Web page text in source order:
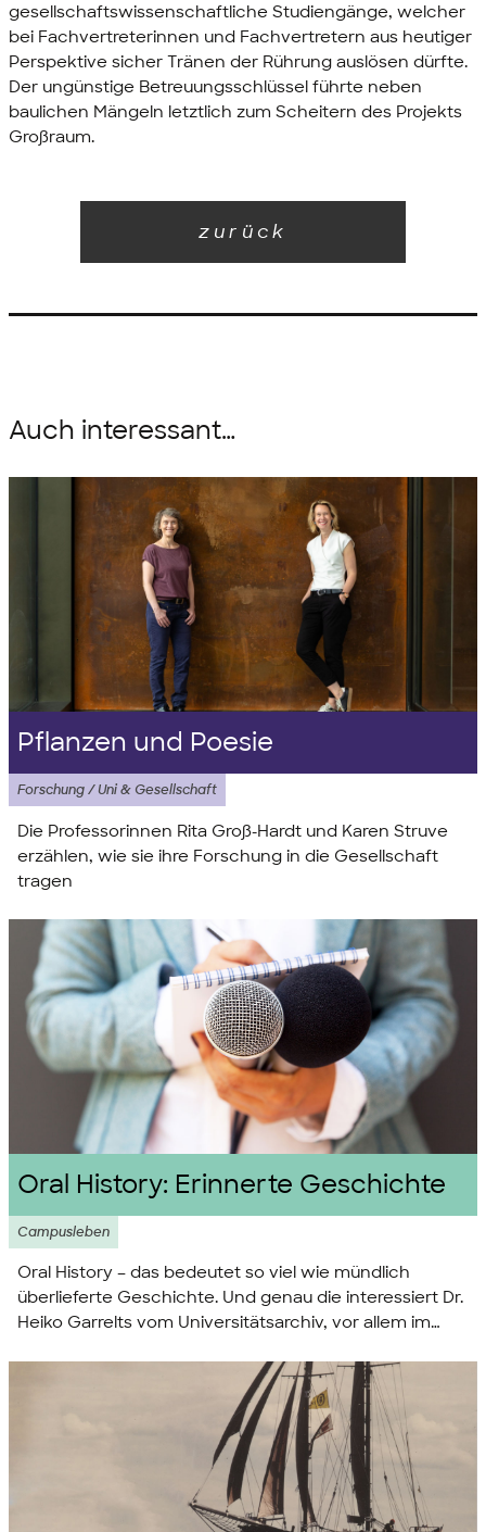
gesellschaftswissenschaftliche Studiengänge, welcher
bei Fachvertreterinnen und Fachvertretern aus heutiger
Perspektive sicher Tränen der Rührung auslösen dürfte.
Der ungünstige Betreuungsschlüssel führte neben
baulichen Mängeln letztlich zum Scheitern des Projekts
Großraum.
zurück
Auch interessant…
Pflanzen und Poesie
Forschung / Uni & Gesellschaft
Die Professorinnen Rita Groß-Hardt und Karen Struve
erzählen, wie sie ihre Forschung in die Gesellschaft
tragen
Oral History: Erinnerte Geschichte
Campusleben
Oral History – das bedeutet so viel wie mündlich
überlieferte Geschichte. Und genau die interessiert Dr.
Heiko Garrelts vom Universitätsarchiv, vor allem im